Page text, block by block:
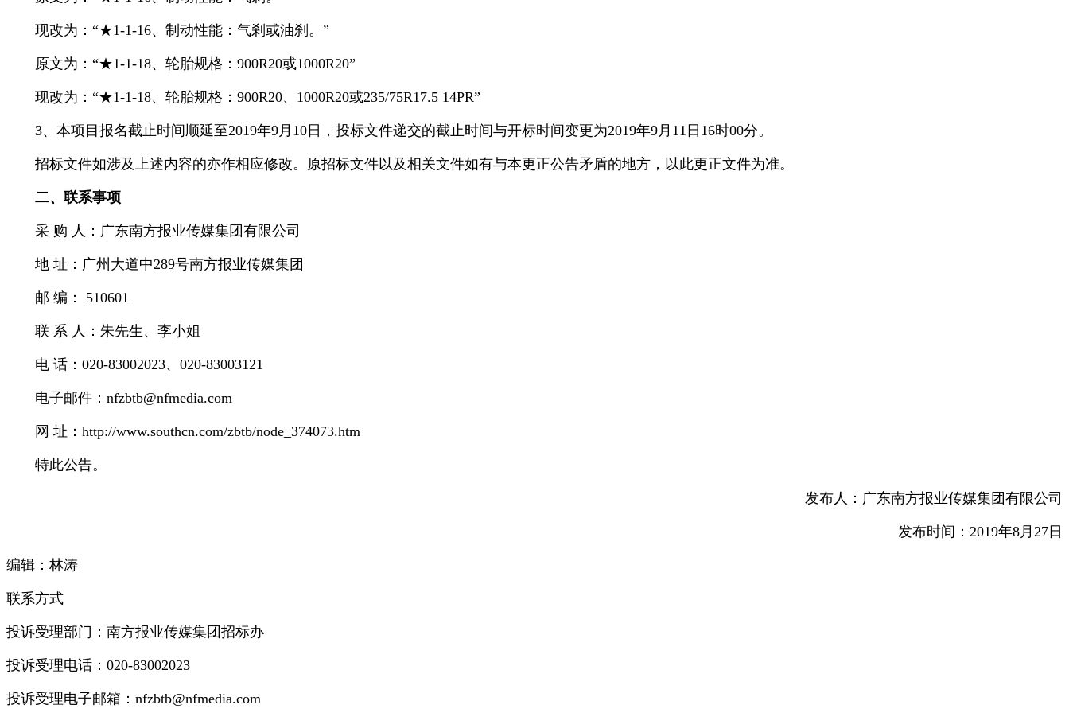
现改为：“★1-1-16、制动性能：气剎或油刹。”
原文为：“★1-1-18、轮胎规格：900R20或1000R20”
现改为：“★1-1-18、轮胎规格：900R20、1000R20或235/75R17.5 14PR”
3、本项目报名截止时间顺延至2019年9月10日，投标文件递交的截止时间与开标时间变更为2019年9月11日16时00分。
招标文件如涉及上述内容的亦作相应修改。原招标文件以及相关文件如有与本更正公告矛盾的地方，以此更正文件为准。
二、联系事项
采 购 人：广东南方报业传媒集团有限公司
地 址：广州大道中289号南方报业传媒集团
邮 编： 510601
联 系 人：朱先生、李小姐
电 话：020-83002023、020-83003121
电子邮件：nfzbtb@nfmedia.com
网 址：http://www.southcn.com/zbtb/node_374073.htm
特此公告。
发布人：广东南方报业传媒集团有限公司
发布时间：2019年8月27日
编辑：林涛
联系方式
投诉受理部门：南方报业传媒集团招标办
投诉受理电话：020-83002023
投诉受理电子邮箱：nfzbtb@nfmedia.com